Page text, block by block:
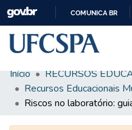
COMUNICA BR
Comunidades & Coleções
Busca Facetada
Início